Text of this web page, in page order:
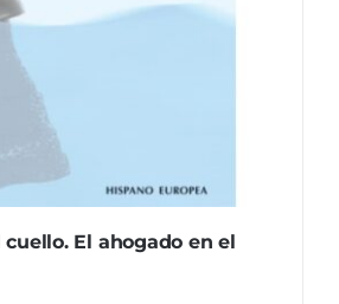
El ahogado en el